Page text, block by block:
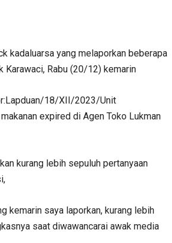
kadaluarsa yang melaporkan beberapa
Rabu (20/12) kemarin
18/XII/2023/Unit
expired di Agen Toko Lukman
kurang lebih sepuluh pertanyaan
kemarin saya laporkan, kurang lebih
saat diwawancarai awak media